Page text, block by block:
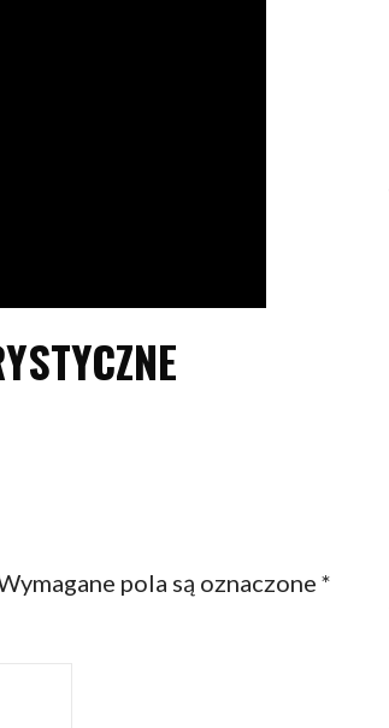
pola są oznaczone*